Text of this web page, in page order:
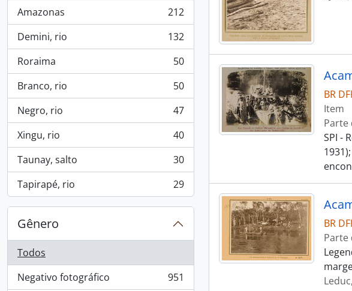
Amazonas
, 212 resultados
212
Demini, rio
, 132 resultados
132
Roraima
, 50 resultados
50
Branco, rio
, 50 resultados
50
Negro, rio
, 47 resultados
47
Xingu, rio
, 40 resultados
40
Taunay, salto
, 30 resultados
30
Tapirapé, rio
, 29 resultados 29
Gênero
Todos
Negativo fotográfico
, 951 resultados
951
BR
Item
Parte
SPI -
BR
Parte